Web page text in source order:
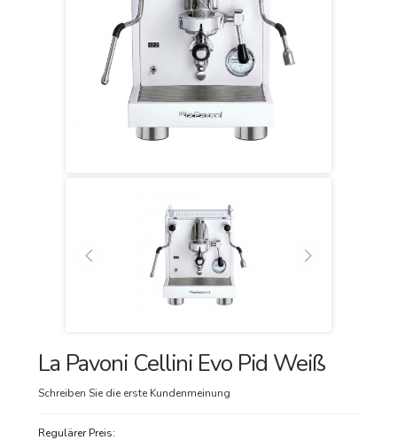
La Pavoni Cellini Evo Pid Weiß
Schreiben Sie die erste Kundenmeinung
Regulärer Preis: